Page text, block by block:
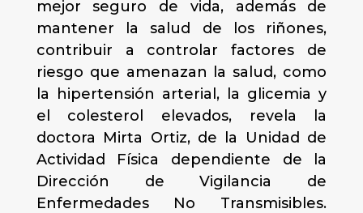
mejor seguro de vida, además de
mantener la salud de los riñones,
contribuir a controlar factores de
riesgo que amenazan la salud, como
la hipertensión arterial, la glicemia y
el colesterol elevados, revela la
doctora Mirta Ortiz, de la Unidad de
Actividad Física dependiente de la
Dirección de Vigilancia de
Enfermedades No Transmisibles.